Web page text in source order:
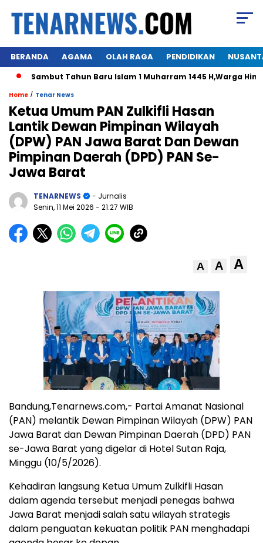
BERANDA AGAMA OLAH RAGA PENDIDIKAN
Sambut Tahun Baru Islam 1 Muharram 1445 H,Warga
Home / Tenar News
Ketua Umum PAN Zulkifli Hasan
Lantik Dewan Pimpinan Wilayah
(DPW) PAN Jawa Barat Dan Dewan
Pimpinan Daerah (DPD) PAN Se-
Jawa Barat
TENARNEWS
- Jurnalis
Senin, 11 Mei 2026 - 21:27 WIB
A A A
Bandung,Tenarnews.com,- Partai Amanat Nasional
(PAN) melantik Dewan Pimpinan Wilayah (DPW) PAN
Jawa Barat dan Dewan Pimpinan Daerah (DPD) PAN
se-Jawa Barat yang digelar di Hotel Sutan Raja,
Minggu (10/5/2026).
Kehadiran langsung Ketua Umum Zulkifli Hasan
dalam agenda tersebut menjadi penegas bahwa
Jawa Barat menjadi salah satu wilayah strategis
dalam penguatan kekuatan politik PAN menghadapi